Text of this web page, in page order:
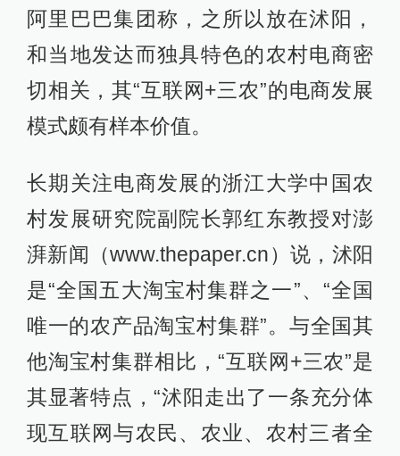
阿里巴巴集团称，之所以放在沭阳，
和当地发达而独具特色的农村电商密
切相关，其“互联网+三农”的电商发展
模式颇有样本价值。
长期关注电商发展的浙江大学中国农
村发展研究院副院长郭红东教授对澎
湃新闻（www.thepaper.cn）说，沭阳
是“全国五大淘宝村集群之一”、“全国
唯一的农产品淘宝村集群”。与全国其
他淘宝村集群相比，“互联网+三农”是
其显著特点，“沭阳走出了一条充分体
现互联网与农民、农业、农村三者全